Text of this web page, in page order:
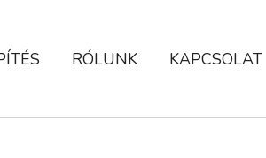
RÓLUNK KAPCSOLAT
mennyiség